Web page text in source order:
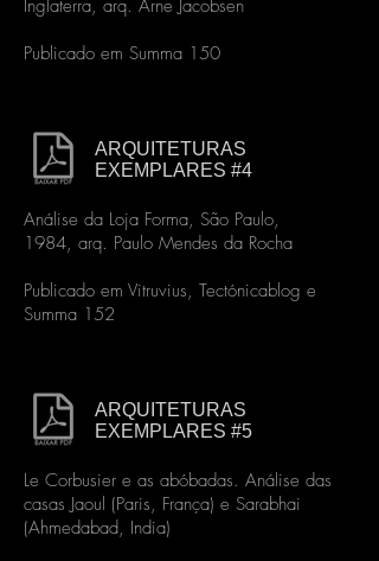
Inglaterra, arq. Arne Jacobsen
Publicado em Summa 150
ARQUITETURAS
EXEMPLARES #4
Análise da Loja Forma, São Paulo,
1984, arq. Paulo Mendes da Rocha
Publicado em Vitruvius, Tectónicablog e
Summa 152
ARQUITETURAS
EXEMPLARES #5
Le Corbusier e as abóbadas. Análise das
casas Jaoul (Paris, França) e Sarabhai
(Ahmedabad, India)